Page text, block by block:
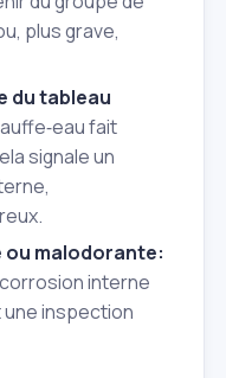
plus grave,
du tableau
fait
signale un
ou malodorante:
interne
inspection